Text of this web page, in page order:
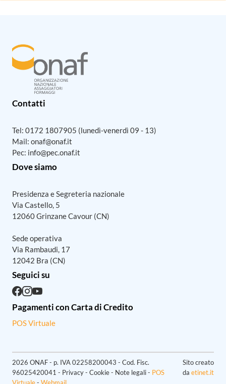
Contatti
Tel: 0172 1807905 (lunedì-venerdì 09 - 13)
Mail: onaf@onaf.it
Pec: info@pec.onaf.it
Dove siamo
Presidenza e Segreteria nazionale
Via Castello, 5
12060 Grinzane Cavour (CN)
Sede operativa
Via Rambaudi, 17
12042 Bra (CN)
Seguici su
Pagamenti con Carta di Credito
POS Virtuale
2026 ONAF - p. IVA 02258200043 - Cod. Fisc.
96025420041 - Privacy - Cookie - Note legali - POS
Sito creato
da etinet.it